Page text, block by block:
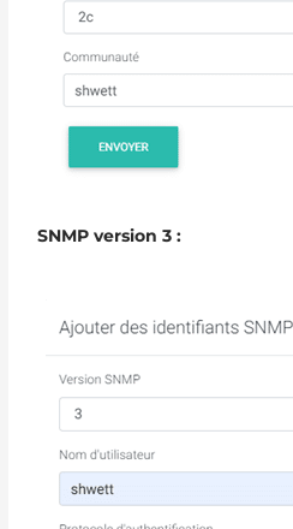
SNMP version 3 :